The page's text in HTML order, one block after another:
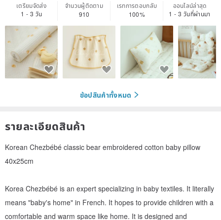
เตรียมจัดส่ง
1 - 3 วัน
จำนวนผู้ติดตาม
910
เรทการตอบกลับ
100%
ออนไลน์ล่าสุด
1 - 3 วันที่ผ่านมา
ช้อปสินค้าทั้งหมด
รายละเอียดสินค้า
Korean Chezbébé classic bear embroidered cotton baby pillow
40x25cm
Korea Chezbébé is an expert specializing in baby textiles. It literally
means "baby's home" in French. It hopes to provide children with a
comfortable and warm space like home. It is designed and